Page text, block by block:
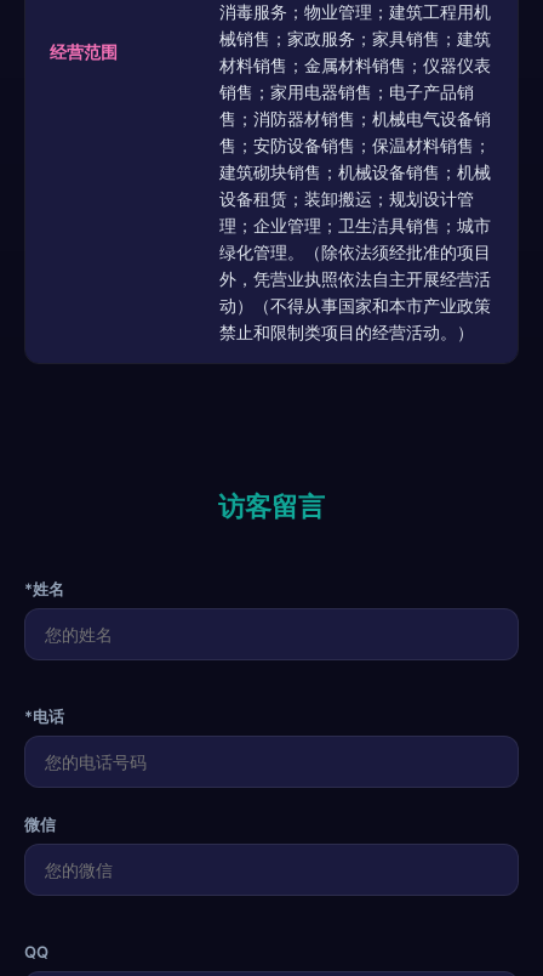
经营范围
消毒服务；物业管理；建筑工程用机
械销售；家政服务；家具销售；建筑
材料销售；金属材料销售；仪器仪表
销售；家用电器销售；电子产品销
售；消防器材销售；机械电气设备销
售；安防设备销售；保温材料销售；
建筑砌块销售；机械设备销售；机械
设备租赁；装卸搬运；规划设计管
理；企业管理；卫生洁具销售；城市
绿化管理。（除依法须经批准的项目
外，凭营业执照依法自主开展经营活
动）（不得从事国家和本市产业政策
禁止和限制类项目的经营活动。）
访客留言
*姓名
*电话
微信
QQ